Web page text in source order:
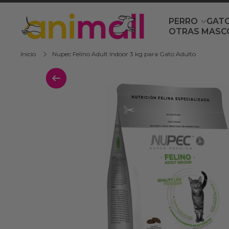
Ir directamente al contenido
PERRO
OTRAS
Inicio Nupec Felino Adult Indoor 3 kg para Gato Adulto
Ir directamente a la información del